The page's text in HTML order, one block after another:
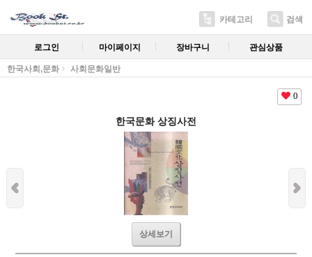
카테고리 검색
로그인 마이페이지 장바구니 관심상품
한국사회,문화 사회문화일반
0
한국문화 상징사전
상세보기